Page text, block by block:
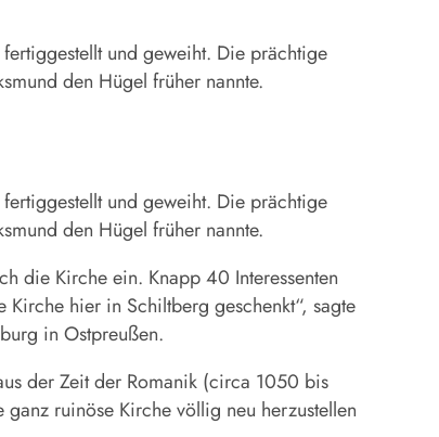
und geweiht. Die prächtige
den Hügel früher nannte.
und geweiht. Die prächtige
den Hügel früher nannte.
die Kirche ein. Knapp 40 Interessenten
Kirche hier in Schiltberg geschenkt“, sagte
in Ostpreußen.
der Zeit der Romanik (circa 1050 bis
ruinöse Kirche völlig neu herzustellen